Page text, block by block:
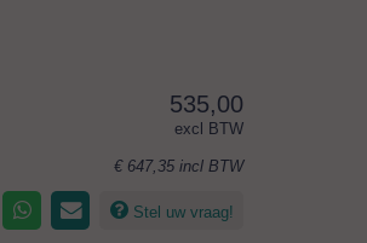
535,00
excl BTW
€ 647,35 incl BTW
Stel uw vraag!